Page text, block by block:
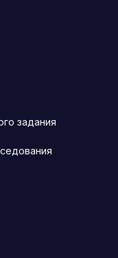
задания